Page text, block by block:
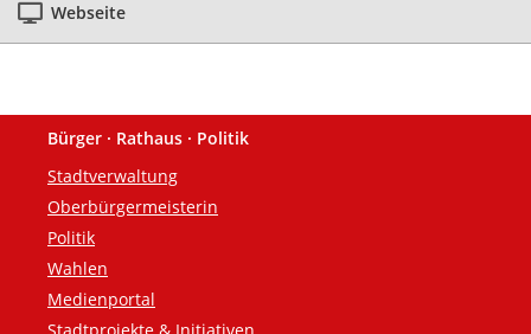
Webseite
Fußzeile
Bürger · Rathaus · Politik
Stadtverwaltung
Oberbürgermeisterin
Politik
Wahlen
Medienportal